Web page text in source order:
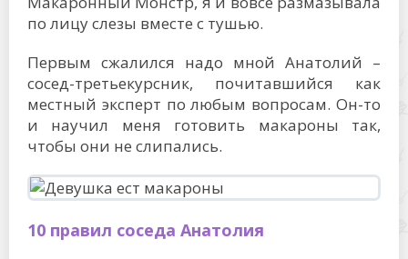
по лицу слезы вместе с тушью.
Первым сжалился надо мной Анатолий –
сосед-третьекурсник, почитавшийся как
местный эксперт по любым вопросам. Он-то
и научил меня готовить макароны так,
чтобы они не слипались.
10 правил соседа Анатолия